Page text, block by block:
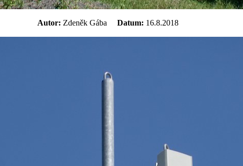
Autor: Zdeněk Gába Datum: 16.8.2018